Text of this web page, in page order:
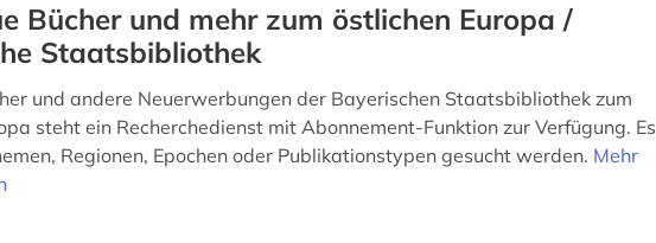
Bücher und mehr zum östlichen Europa /
Staatsbibliothek
und andere Neuerwerbungen der Bayerischen Staatsbibliothek zum
steht ein Recherchedienst mit Abonnement-Funktion zur Verfügung. Es
Regionen, Epochen oder Publikationstypen gesucht werden. Mehr